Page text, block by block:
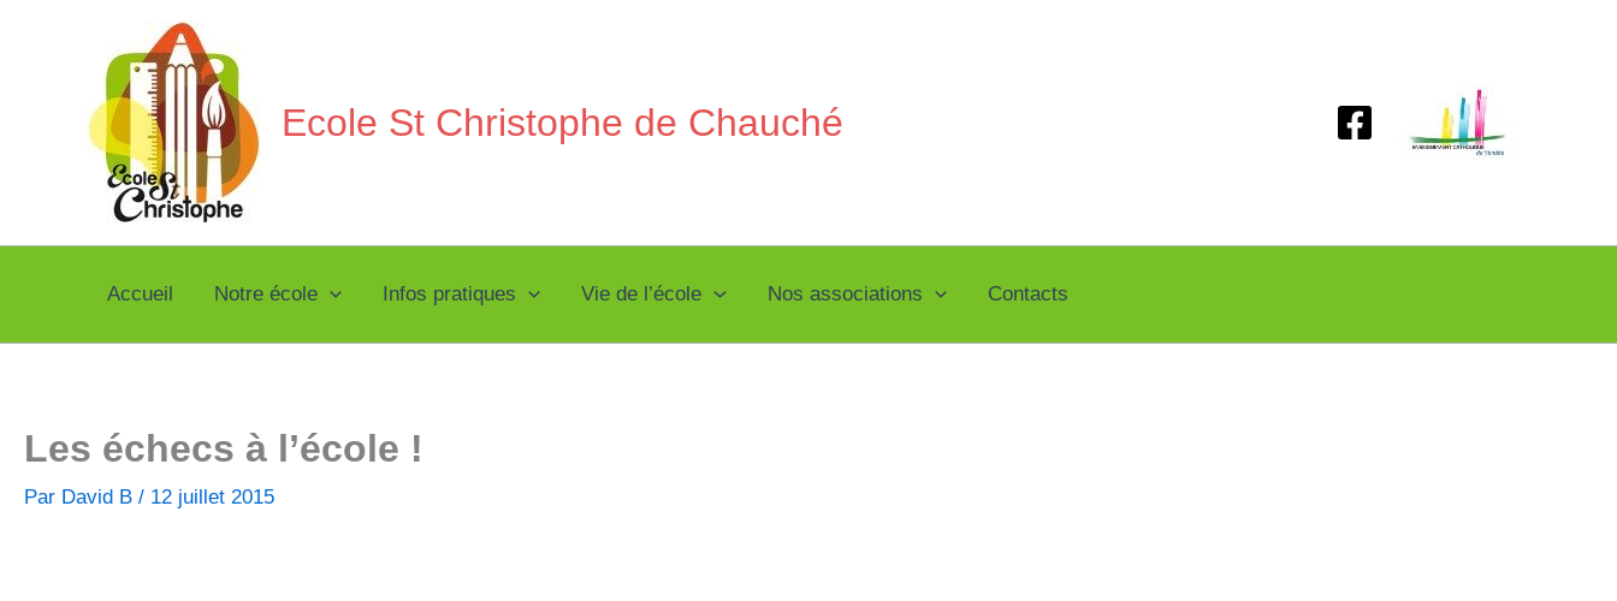
Ecole St Christophe de Chauché
Accueil Notre école Infos pratiques Vie de l’école Nos associations Contacts
Les échecs à l’école !
Par David B / 12 juillet 2015